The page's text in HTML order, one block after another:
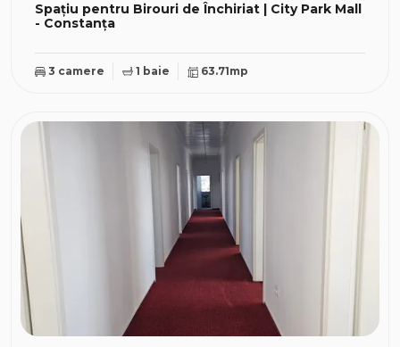
Spațiu pentru Birouri de Închiriat | City Park Mall
- Constanța
3 camere 1 baie 63.71mp